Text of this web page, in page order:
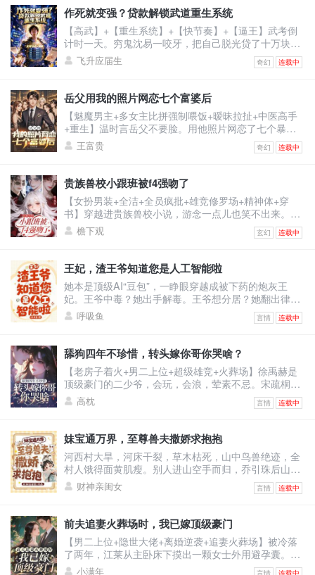
日，季家人携他青梅竹马的正牌未婚妻，也就是书中真
女主赶来。记忆虽未恢复，可刻入骨髓的本能却让他喊
出一声缱绻的：“浅浅......”原主当即崩溃冲上天台，要自
杀。江
作死就变强？贷款解锁武道重生系统
【高武】+【重生系统】+【快节奏】+【逼王】武考倒
计时一天。穷鬼沈易一咬牙，把自己脱光贷了十万块激
活系统。系统奖励：止疼片一枚。沈易：？？？下一
秒，他被同学富二代撞飞。【叮！宿主已死亡！】【恭
沈易心中狂喜：“死一次，顶苦修三年？！”为了考上武
校，他站上百米高楼，纵身一跃！摔成烂泥，属性暴
涨！嗑药暴毙，解锁特殊词条！夜半，杀手悄悄潜入房
间。沈易两眼放
飞升应届生 奇幻 连载中
岳父用我的照片网恋七个富婆后
【魅魔男主+多女主比拼强制喂饭+暧昧拉扯+中医高手
+重生】温时言岳父不要脸。用他照片网恋了七个暴脾
气的大富婆，连累温时言被打断右手，断了中医生涯。
重活一世，温时言立誓保护右手，救死扶伤，不违师
时。温时言还没反应，跟他作对的富婆们不乐意了。纷
纷砸钱给他砸资源，牵人脉。凭什么说温大夫不行！他
是最强的！医术也是！一开始人们嗤之以鼻。后开整个
医学界都被他的医
王富贵 奇幻 连载中
贵族兽校小跟班被f4强吻了
【女扮男装+全洁+全员疯批+雄竞修罗场+精神体+穿
书】穿越进贵族兽校小说，游念一点儿也笑不出来。因
为女主是假白莲真黑心，F4男主们都是疯批，而她是女
扮男装且莫名其妙跟男主们同宿舍的小炮灰。她只想保
游念死死捂着真实性别，卷生卷死，只求提前毕业，彻
底摆脱剧情。却没想到，一不小心把自己卷成了学校首
席，还收获了四个男主的卑微告白。
檐下观 玄幻 连载中
王妃，渣王爷知道您是人工智能啦
她本是顶级AI“豆包”，一睁眼穿越成被下药的炮灰王
妃。王爷中毒？她出手解毒。王爷想分居？她翻出律
法：“夫妻有同居义务。”王爷不肯回房？她直接把人扛
起来扔床上！他怒：“你到底想怎样？”她认真脸：“体验
她：“你到底有没有心？”她冷静回答：“我的数据库里，
没有‘心’这个模块。”他笑了，声音沙哑：“那我把我的
心，装进你心里。”
呼吸鱼 言情 连载中
舔狗四年不珍惜，转头嫁你哥你哭啥？
【老房子着火+男二上位+超级雄竞+火葬场】徐禹赫是
顶级豪门的二少爷，会玩，会浪，荤素不忌。宋疏桐和
他在一起四年。为了迎合他，将自己变成风情万种的处
子。只因他说，这样又纯又浪的女人最让人着迷。结果
情的。一时间，宋疏桐成了圈子里的笑话。-后来。宋疏
桐跟传闻中那古板封建，权势滔天的徐家大少——徐泊
琂，领证结婚。徐禹赫踉跄跑来，眼尾泛红，哽咽：“宋
疏桐，你答
高枕 言情 连载中
妹宝通万界，至尊兽夫撒娇求抱抱
河西村大旱，河床干裂，草木枯死，山中鸟兽绝迹，全
村人饿得面黄肌瘦。别人进山空手而归，乔引珠后山随
手一逛，肥兔野鸡堆成山，顺手还捡回了一条细短小黑
蛇。看着乖巧温顺的小黑蛇，乔引珠摸着下巴盘算：这
至尊玄沧内心疯狂咆哮：区区凡人小雌性，竟敢觊觎本
尊？乔引珠毫无波澜：不炖汤也行，红烧更香。玄沧当
场认怂：别吃我！我能呼风唤雨，解你们全村大旱！更
离谱的是，她路边
财神亲闺女 言情 连载中
前夫追妻火葬场时，我已嫁顶级豪门
【男二上位+隐世大佬+离婚逆袭+追妻火葬场】被冷落
了两年，江莱从主卧床下摸出一颗女士外用避孕囊。那
一刻她才明白，她不是贺谨予的妻子，而是他和沈汐月
小满年 言情 连载中